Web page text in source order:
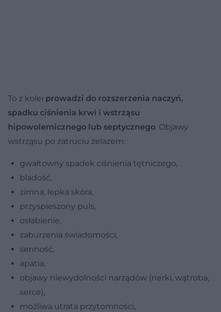
To z kolei prowadzi do rozszerzenia naczyń,
spadku ciśnienia krwi i wstrząsu
hipowolemicznego lub septycznego. Objawy
wstrząsu po zatruciu żelazem:
gwałtowny spadek ciśnienia tętniczego,
bladość,
zimna, lepka skóra,
przyspieszony puls,
osłabienie,
zaburzenia świadomości,
senność,
apatia,
objawy niewydolności narządów (nerki, wątroba,
serce),
możliwa utrata przytomności,